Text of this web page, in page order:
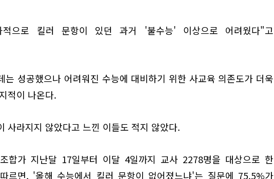
적으로 킬러 문항이 있던 과거 '불수능' 이상으로 어려웠다"고
는 성공했으나 어려워진 수능에 대비하기 위한 사교육 의존도가 더욱
적이 나온다.
사라지지 않았다고 느낀 이들도 적지 않았다.
조합가 지난달 17일부터 이달 4일까지 교사 2278명을 대상으로 한
르면, '올해 수능에서 킬러 문항이 없어졌느냐'는 질문에 75.5%가